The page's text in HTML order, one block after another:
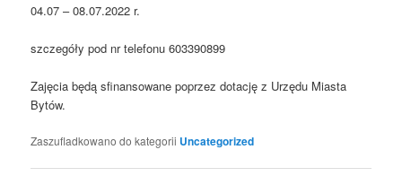
04.07 – 08.07.2022 r.
szczegóły pod nr telefonu 603390899
Zajęcia będą sfinansowane poprzez dotację z Urzędu Miasta
Bytów.
Zaszufladkowano do kategorii Uncategorized